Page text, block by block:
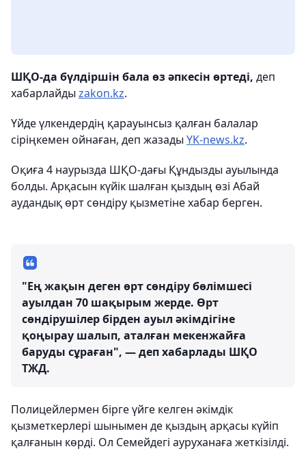
ШҚО-да бүлдіршін бала өз әпкесін өртеді, деп
хабарлайды zakon.kz.
Үйде үлкендердің қарауынсыз қалған балалар
сіріңкемен ойнаған, деп жазады YK-news.kz.
Оқиға 4 наурызда ШҚО-дағы Құндызды ауылында
болды. Арқасын күйік шалған қыздың өзі Абай
аудандық өрт сөндіру қызметіне хабар берген.
"Ең жақын деген өрт сөндіру бөлімшесі
ауылдан 70 шақырым жерде. Өрт
сөндірушілер бірден ауыл әкімдігіне
қоңырау шалып, аталған мекенжайға
баруды сұраған", — деп хабарлады ШҚО
ТЖД.
Полицейлермен бірге үйге келген әкімдік
қызметкерлері шынымен де қыздың арқасы күйіп
қалғанын көрді. Ол Семейдегі ауруханаға жеткізілді.